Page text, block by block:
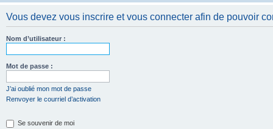
Vous devez vous inscrire et vous connecter afin de pouvoir
Nom d’utilisateur :
Mot de passe :
J’ai oublié mon mot de passe
Renvoyer le courriel d’activation
Se souvenir de moi